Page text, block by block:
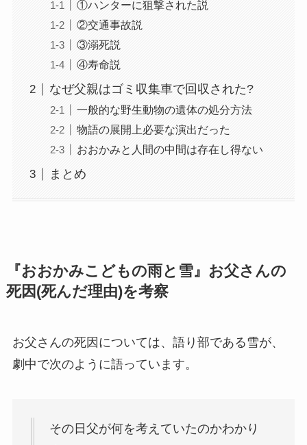
①ハンターに狙撃された説
②交通事故説
③溺死説
④寿命説
なぜ父親はゴミ収集車で回収された?
一般的な野生動物の遺体の処分方法
物語の展開上必要な演出だった
おおかみと人間の中間は存在し得ない
まとめ
『おおかみこどもの雨と雪』お父さんの
死因(死んだ理由)を考察
お父さんの死因については、語り部である雪が、
劇中で次のように語っています。
その日父が何を考えていたのかわかり